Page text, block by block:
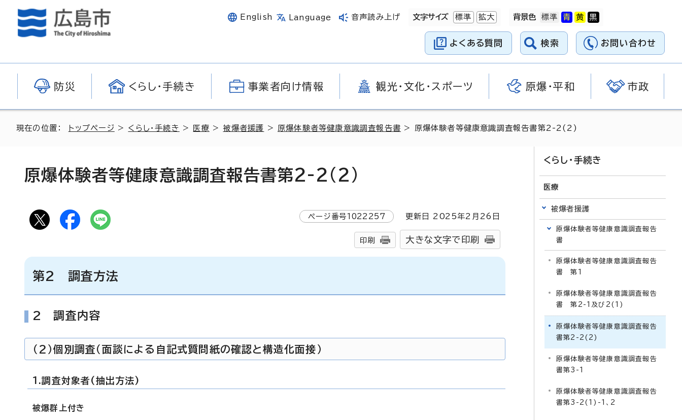
English Language 音声読み上げ 文字サイズ 標準 拡大 背景色
よくある質問 検索 お問い合わせ
防災 くらし・手続き 事業者向け情報 観光・文化・スポーツ 原爆・平和 市政
現在の位置： トップページ > くらし・手続き > 医療 >被爆者援護 > 原爆体験者等健康意識調査報告書 > 原爆体験者等健康意識調査報告書第2-2(2)
原爆体験者等健康意識調査報告書第2-2(2)
ページ番号1022257 更新日 2025年2月 26 日
印刷 大きな文字で印刷
第2 調査方法
2 調査内容
（2）個別調査（面談による自記式質問紙の確認と構造化面接）
1.調査対象者(抽出方法)
被爆群上付き
くらし・手続き
医療
被爆者援護
原爆体験者等健康意識調査報告
書
原爆体験者等健康意識調査報告
書 第1
原爆体験者等健康意識調査報告
書 第2-1及び2(1)
原爆体験者等健康意識調査報告
書第2-2(2)
原爆体験者等健康意識調査報告
書第3-1
原爆体験者等健康意識調査報告
書第3-2(1)-1、2